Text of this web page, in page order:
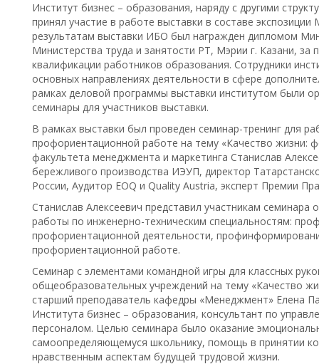
Институт бизнес – образования, наряду с другими
принял участие в работе выставки в составе
результатам выставки ИБО был награжден дипломом
Министерства труда и занятости РТ, Мэрии г. Казани,
квалификации работников образования. Сотрудники
основных направлениях деятельности в сфере
рамках деловой программы выставки институтом были
семинары для участников выставки.
В рамках выставки был проведен семинар-тренинг для
профориентационной работе на тему «Качество жизни:
факультета менеджмента и маркетинга Станислав
бережливого производства ИЭУП, директор
России, Аудитор EOQ и Quality Austria, эксперт Премии
Станислав Алексеевич представил участникам
работы по инженерно-техническим специальностям:
профориентационной деятельности,
профориентационной работе.
Семинар с элементами командной игры для классных
общеобразовательных учреждений на тему «Качество
старший преподаватель кафедры «Менеджмент» Елена
Института бизнес – образования, консультант по
персоналом. Целью семинара было оказание
самоопределяющемуся школьнику, помощь в принятии
нравственным аспектам будущей трудовой жизни.